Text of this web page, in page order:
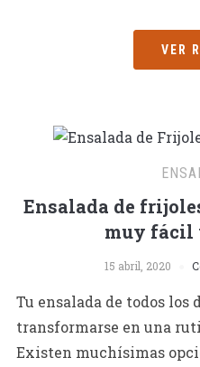
VER
Ensalada de
muy
15 abril, 2020
Tu ensalada de todos los
transformarse en una
Existen muchísimas